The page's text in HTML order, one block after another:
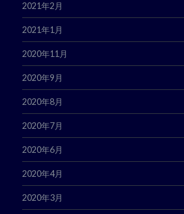
2021年2月
2021年1月
2020年11月
2020年9月
2020年8月
2020年7月
2020年6月
2020年4月
2020年3月